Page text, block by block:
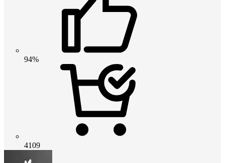
94%
4109